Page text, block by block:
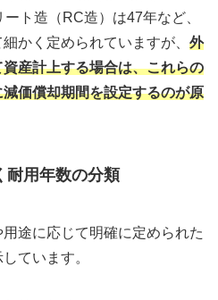
ト造（RC造）は47年など、
かく定められていますが、 外
産計上する場合は、これらの
価償却期間を設定するのが原
耐用年数の分類
途に応じて明確に定められた
ています。